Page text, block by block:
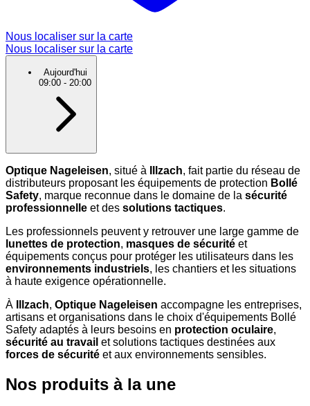
Nous localiser sur la carte
Nous localiser sur la carte
Aujourd'hui
09:00 - 20:00
Optique Nageleisen, situé à Illzach, fait partie du réseau de
distributeurs proposant les équipements de protection Bollé
Safety, marque reconnue dans le domaine de la sécurité
professionnelle et des solutions tactiques.
Les professionnels peuvent y retrouver une large gamme de
lunettes de protection, masques de sécurité et
équipements conçus pour protéger les utilisateurs dans les
environnements industriels, les chantiers et les situations
à haute exigence opérationnelle.
À
Illzach, Optique Nageleisen accompagne les entreprises,
artisans et organisations dans le choix d'équipements Bollé
Safety adaptés à leurs besoins en protection oculaire,
sécurité au travail et solutions tactiques destinées aux
forces de sécurité et aux environnements sensibles.
Nos produits à la une